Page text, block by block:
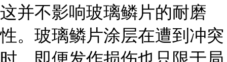
这并不影响玻璃鳞片的耐磨
性。玻璃鳞片涂层在遭到冲突